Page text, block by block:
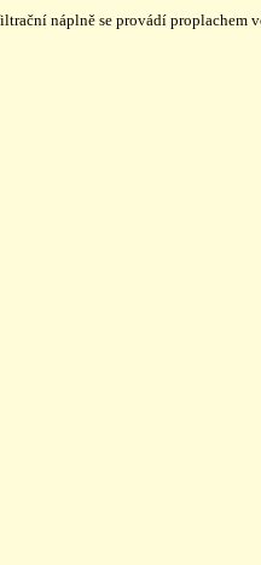
náplně se provádí proplachem